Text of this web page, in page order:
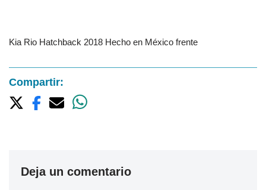
Kia Rio Hatchback 2018 Hecho en México frente
Compartir:
Deja un comentario